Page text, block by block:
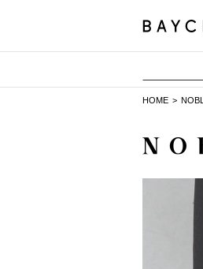
HOME